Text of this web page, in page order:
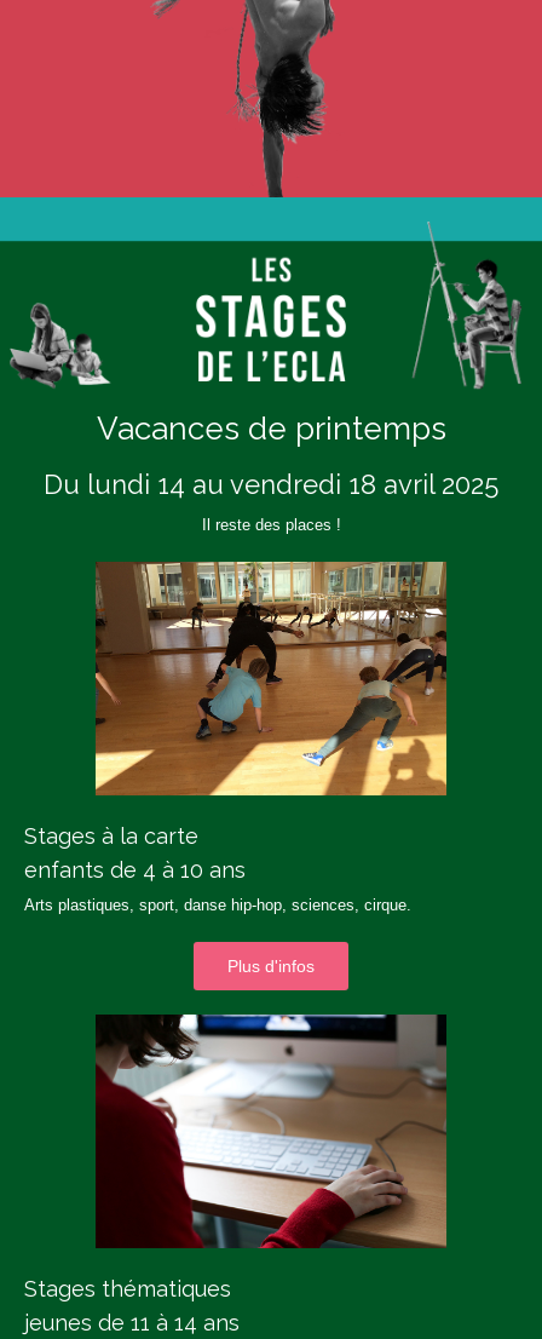
Vacances de printemps
Du lundi 14 au vendredi 18 avril 2025
Il reste des places !
Stages à la carte
enfants de 4 à 10 ans
Arts plastiques, sport, danse hip-hop, sciences, cirque.
Plus d'infos
Stages thématiques
jeunes de 11 à 14 ans